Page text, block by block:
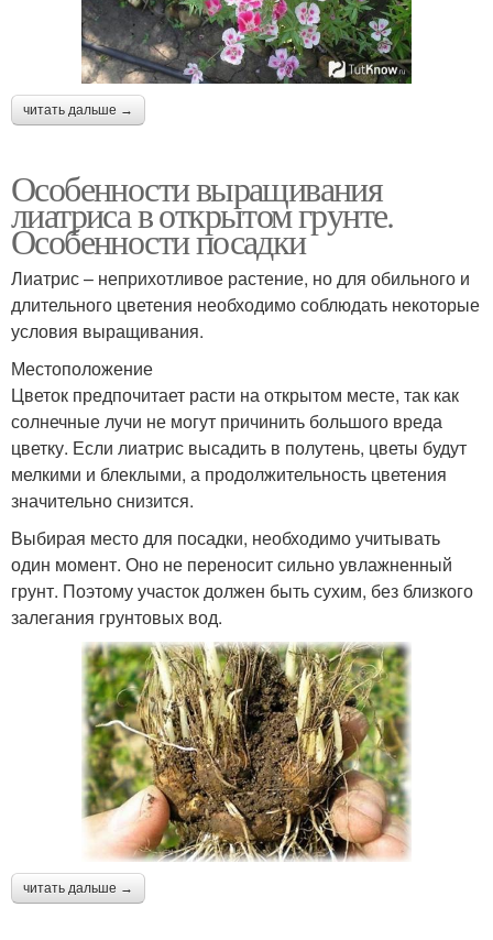
читать дальше →
Особенности выращивания
лиатриса в открытом грунте.
Особенности посадки
Лиатрис – неприхотливое растение, но для обильного и
длительного цветения необходимо соблюдать некоторые
условия выращивания.
Местоположение
Цветок предпочитает расти на открытом месте, так как
солнечные лучи не могут причинить большого вреда
цветку. Если лиатрис высадить в полутень, цветы будут
мелкими и блеклыми, а продолжительность цветения
значительно снизится.
Выбирая место для посадки, необходимо учитывать
один момент. Оно не переносит сильно увлажненный
грунт. Поэтому участок должен быть сухим, без близкого
залегания грунтовых вод.
читать дальше →